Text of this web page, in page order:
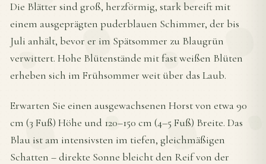
Die Blätter sind groß, herzförmig, stark bereift mit
einem ausgeprägten puderblauen Schimmer, der bis
Juli anhält, bevor er im Spätsommer zu Blaugrün
verwittert. Hohe Blütenstände mit fast weißen Blüten
erheben sich im Frühsommer weit über das Laub.
Erwarten Sie einen ausgewachsenen Horst von etwa 90
cm (3 Fuß) Höhe und 120–150 cm (4–5 Fuß) Breite. Das
Blau ist am intensivsten im tiefen, gleichmäßigen
Schatten – direkte Sonne bleicht den Reif von der